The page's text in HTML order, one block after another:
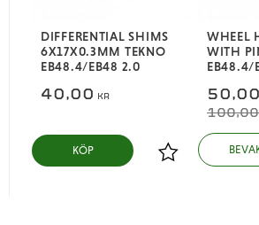
DIFFERENTIAL SHIMS
6X17X0.3MM TEKNO
EB48.4/EB48 2.0
40,00 KR
Lägg till i
KÖP
WHEEL
WITH
EB48.4/
50,00
100,00